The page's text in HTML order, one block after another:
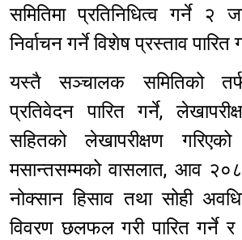
समितिमा प्रतिनिधित्व गर्ने २
निर्वाचन गर्ने विशेष प्रस्ताव
यस्तै सञ्चालक समितिको
प्रतिवेदन पारित गर्ने,
सहितको लेखापरीक्षण
मसान्तसम्मको वासलात, आव
नोक्सान हिसाव तथा सोही
विवरण छलफल गरी पारित